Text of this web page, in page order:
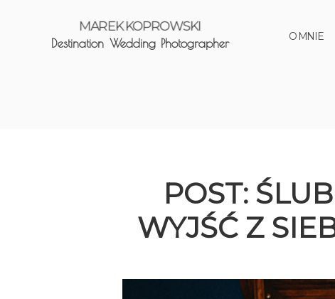
MAREK KOPROWSKI
Destination Wedding Photographer O MNIE
POST:
WYJŚĆ Z